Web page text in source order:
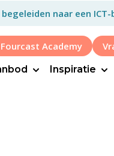
naar een
Fourcast Academy
Show submenu
Inspiratie